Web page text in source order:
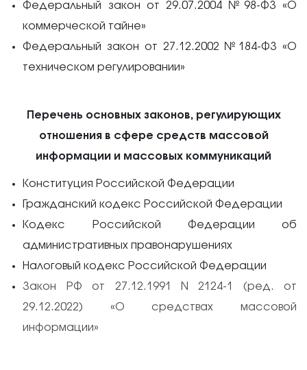
Федеральный закон от 29.07.2004 №98-ФЗ «О
коммерческой тайне»
Федеральный закон от 27.12.2002 №184-ФЗ «О
техническом регулировании»
Перечень основных законов, регулирующих
отношения в сфере средств массовой
информации и массовых коммуникаций
Конституция Российской Федерации
Гражданский кодекс Российской Федерации
Кодекс Российской Федерации об
административных правонарушениях
Налоговый кодекс Российской Федерации
Закон РФ от 27.12.1991 N 2124-1 (ред. от
29.12.2022) «О средствах массовой
информации»